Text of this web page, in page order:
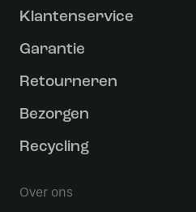
Klantenservice
Garantie
Retourneren
Bezorgen
Recycling
Over ons